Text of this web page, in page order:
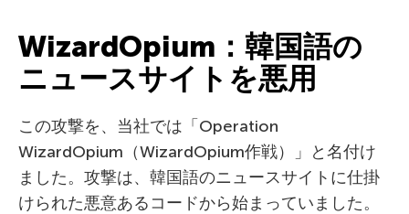
WizardOpium：韓国語の
ニュースサイトを悪用
この攻撃を、当社では「Operation
WizardOpium（WizardOpium作戦）」と名付け
ました。攻撃は、韓国語のニュースサイトに仕掛
けられた悪意あるコードから始まっていました。